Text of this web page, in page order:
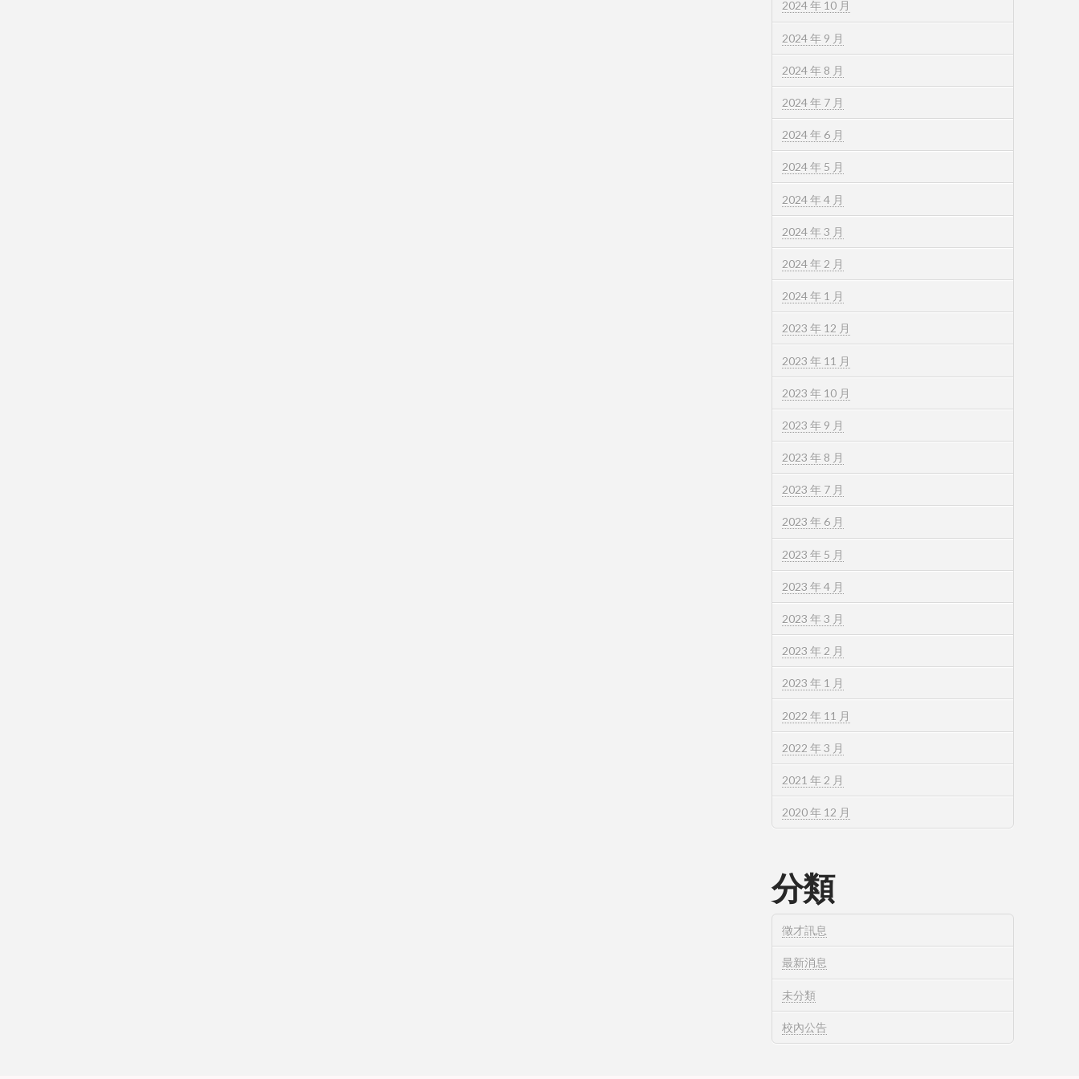
2024 年 10 月
2024 年 9 月
2024 年 8 月
2024 年 7 月
2024 年 6 月
2024 年 5 月
2024 年 4 月
2024 年 3 月
2024 年 2 月
2024 年 1 月
2023 年 12 月
2023 年 11 月
2023 年 10 月
2023 年 9 月
2023 年 8 月
2023 年 7 月
2023 年 6 月
2023 年 5 月
2023 年 4 月
2023 年 3 月
2023 年 2 月
2023 年 1 月
2022 年 11 月
2022 年 3 月
2021 年 2 月
2020 年 12 月
分類
徵才訊息
最新消息
未分類
校內公告